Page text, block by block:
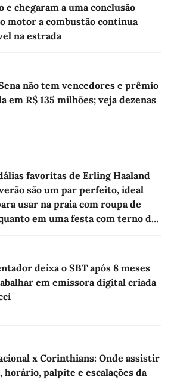
e chegaram a uma conclusão
motor a combustão continua
na estrada
não tem vencedores e prêmio
em R$ 135 milhões; veja dezenas
favoritas de Erling Haaland
são um par perfeito, ideal
usar na praia com roupa de
em uma festa com terno de
deixa o SBT após 8 meses
em emissora digital criada
x Corinthians: Onde assistir
horário, palpite e escalações da